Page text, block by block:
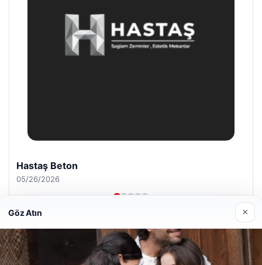
Prenses Night Club
04/29/2026
Göz Atın ×